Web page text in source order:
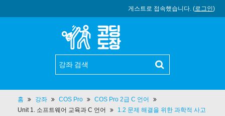
게스트로 접속했습니다. (로그인)
홈 강좌 COS Pro
COS Pro 2급 C 언어
Unit 1. 소프트웨어 교육과 C 언어
1.2 문제 해결을 위한 과학적 사고